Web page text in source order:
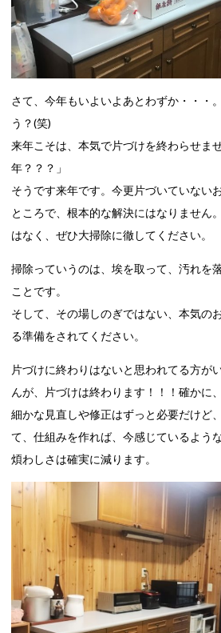
さて、今年もいよいよあとわずか・・・
う？(笑)
来年こそは、本気で片づけを終わらせま
年？？？」
そうです来年です。今更片づいていない
ところで、根本的な解決にはなりません
はなく、ぜひ大掃除に徹してください。
掃除っていうのは、埃を取って、汚れを
ことです。
そして、その場しのぎではない、本気の
る準備をされてください。
片づけに終わりはないと思われてる方が
んが、片づけは終わります！！！確かに
細かな見直しや修正はずっと必要だけど
て、仕組みを作れば、今感じているよう
煩わしさは確実に減ります。